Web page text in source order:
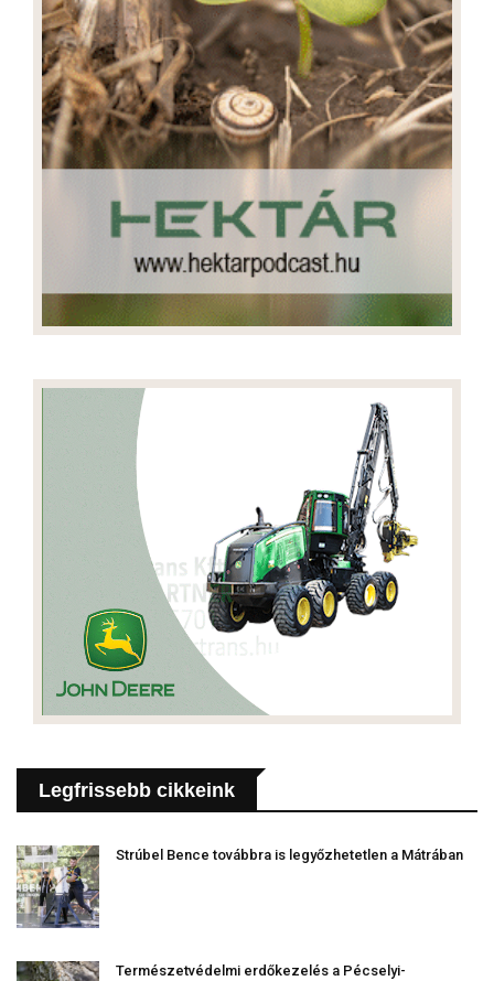
Legfrissebb cikkeink
Strúbel Bence továbbra is legyőzhetetlen a Mátrában
Természetvédelmi erdőkezelés a Pécselyi-